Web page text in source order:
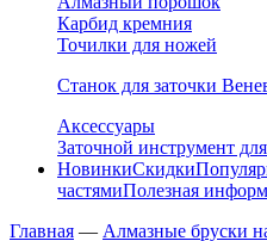
Карбид кремния
Точилки для ножей
Станок для заточки
Аксессуары
Заточной инструмент
НовинкиСкидки
частямиПолезная
Главная — Алмазные бруски